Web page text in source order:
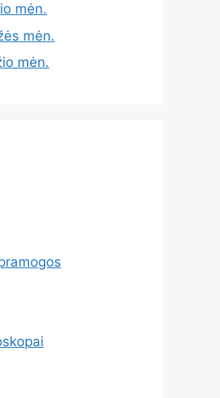
mėn.
mėn.
mėn.